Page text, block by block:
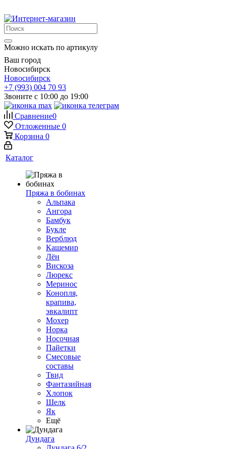
Можно искать по артикулу
Ваш город
Новосибирск
Новосибирск
+7 (993) 004 70 93
Звоните с 10:00 до 19:00
Сравнение0
Отложенные 0
Корзина 0
Каталог
Пряжа в бобинах
Альпака
Ангора
Бамбук
Букле
Верблюд
Кашемир
Лён
Вискоза
Люрекс
Меринос
Конопля,
крапива,
эвкалипт
Мохер
Норка
Носочная
Пайетки
Смесовые
составы
Твид
Фантазийная
Хлопок
Шелк
Як
Ещё
Дундага